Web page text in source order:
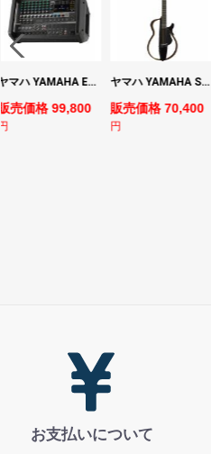
ヤマハ YAMAHA EMX7 12ch パワードミキサー
販売価格 99,800
円
ヤマハ YAMAHA SLG200S TBL サイレントギター
販売価格 70,400
円
お支払いについて